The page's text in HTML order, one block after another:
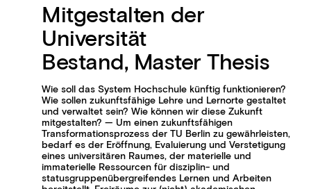
Mitgestalten der
Universität
Bestand, Master Thesis
Wie soll das System Hochschule künftig funktionieren?
Wie sollen zukunftsfähige Lehre und Lernorte gestaltet
und verwaltet sein? Wie können wir diese Zukunft
mitgestalten? — Um einen zukunftsfähigen
Transformationsprozess der TU Berlin zu gewährleisten,
bedarf es der Eröffnung, Evaluierung und Verstetigung
eines universitären Raumes, der materielle und
immaterielle Ressourcen für disziplin- und
statusgruppenübergreifendes Lernen und Arbeiten